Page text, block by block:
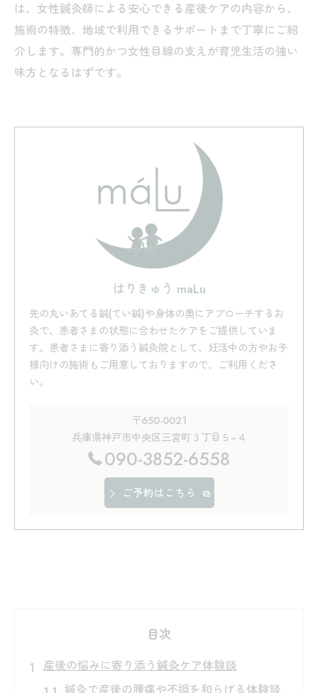
は、女性鍼灸師による安心できる産後ケアの内容から、
施術の特徴、地域で利用できるサポートまで丁寧にご紹
介します。専門的かつ女性目線の支えが育児生活の強い
味方となるはずです。
はりきゅう maLu
先の丸いあてる鍼(てい鍼)や身体の奥にアプローチするお
灸で、患者さまの状態に合わせたケアをご提供していま
す。患者さまに寄り添う鍼灸院として、妊活中の方やお子
様向けの施術もご用意しておりますので、ご利用くださ
い。
〒650-0021
兵庫県神戸市中央区三宮町３丁目５−４
090-3852-6558
ご予約はこちら
目次
産後の悩みに寄り添う鍼灸ケア体験談